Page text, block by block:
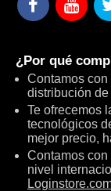
¿Por qué
Contamos con
distribución
Te ofrecemos
tecnológicos
mejor precio,
Contamos
nivel